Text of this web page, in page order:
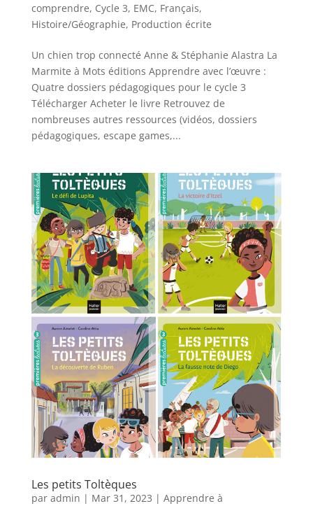
comprendre, Cycle 3, EMC, Français,
Histoire/Géographie, Production écrite
Un chien trop connecté Anne & Stéphanie Alastra La
Marmite à Mots éditions Apprendre avec l’œuvre :
Quatre dossiers pédagogiques pour le cycle 3
Télécharger Acheter le livre Retrouvez de
nombreuses autres ressources (vidéos, dossiers
pédagogiques, escape games,...
Les petits Toltèques
par admin | Mar 31, 2023 | Apprendre à